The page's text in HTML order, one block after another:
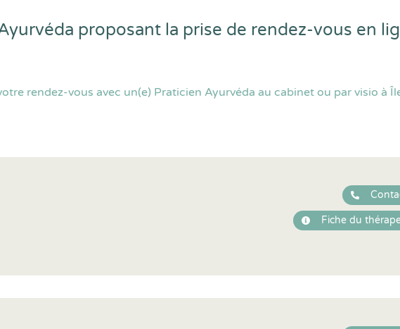
proposant la prise de rendez-vous en
rendez-vous avec un(e) Praticien Ayurvéda au cabinet ou par visio à
Fiche du